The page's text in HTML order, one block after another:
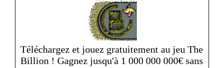
Téléchargez et jouez gratuitement au jeu The
Billion ! Gagnez jusqu'à 1 000 000 000€ sans